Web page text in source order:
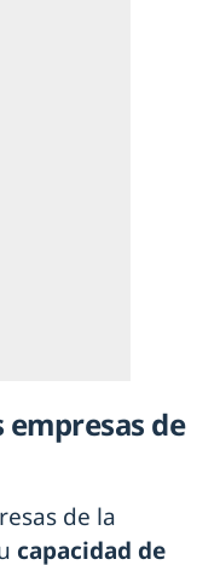
empresas de
de la
capacidad de